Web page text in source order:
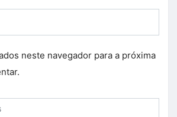
neste navegador para a próxima